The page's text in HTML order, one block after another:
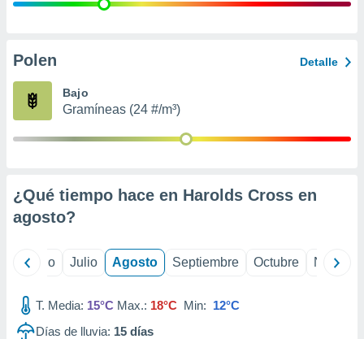
publicidad
de
Polen Detalle
Bajo
Gramíneas (24 #/m³)
¿Qué tiempo hace en Harolds Cross en
agosto?
Junio Julio Agosto Septiembre Octubre
T. Media: 15°C Max.: 18°C Min: 12°C
Días de lluvia: 15 días